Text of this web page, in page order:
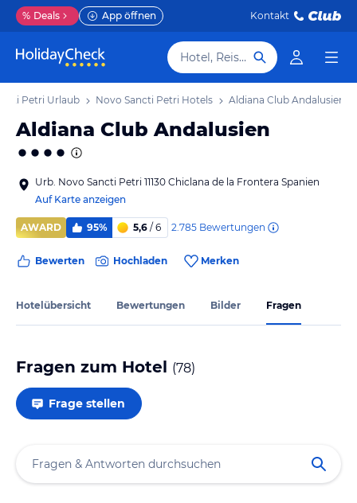
% Deals App öffnen Kontakt
Hotel, Reiseziel
Petri Urlaub Novo Sancti Petri Hotels Aldiana Club Andalusien
Aldiana Club Andalusien
Urb. Novo Sancti Petri 11130 Chiclana de la Frontera Spanien
Auf Karte anzeigen
AWARD 95% 5,6 / 6 2.785 Bewertungen
Bewerten Hochladen Merken
Hotelübersicht Bewertungen Bilder Fragen
Fragen zum Hotel (78)
Frage stellen